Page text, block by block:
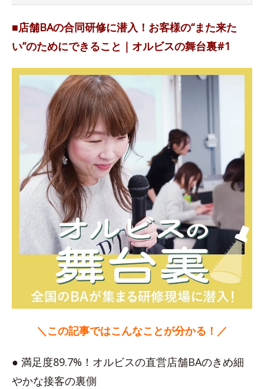
■店舗BAの合同研修に潜入！お客様の“また来た
い”のためにできること｜オルビスの舞台裏#1
＼この記事ではこんなことが分かる！／
● 満足度89.7%！オルビスの直営店舗BAのきめ細
やかな接客の裏側